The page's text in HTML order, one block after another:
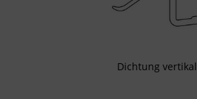
Dichtung vertikal